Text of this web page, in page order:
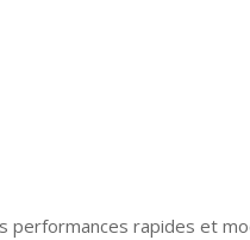
performances rapides et